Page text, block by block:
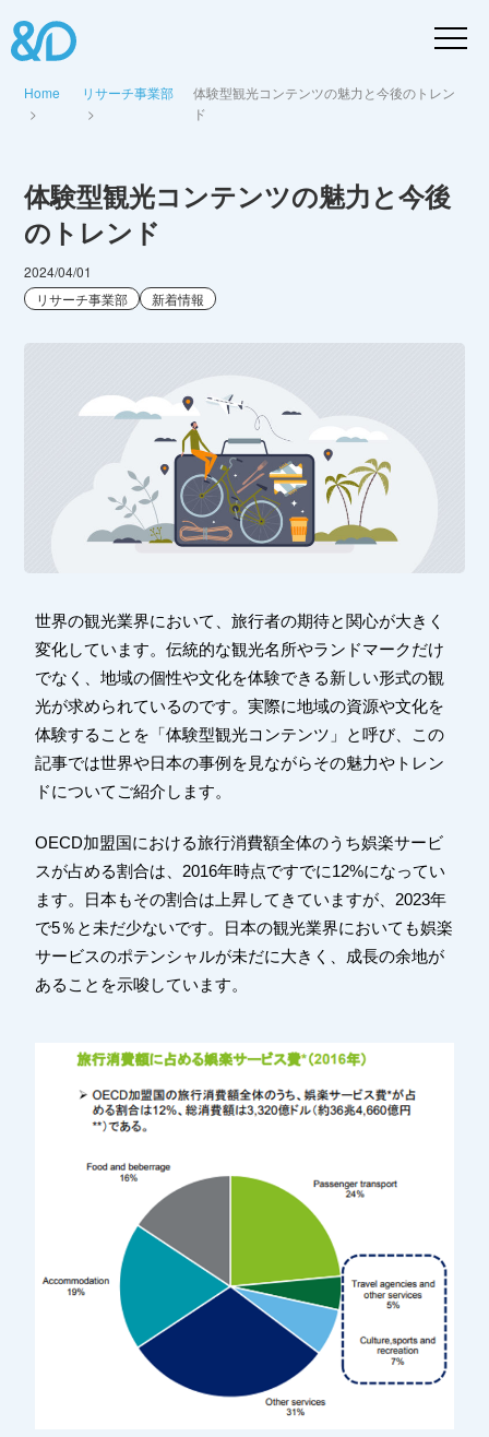
Home リサーチ事業部
体験型観光コンテンツの魅力と今後のトレン
ド
体験型観光コンテンツの魅力と今後
のトレンド
2024/04/01
リサーチ事業部
新着情報
世界の観光業界において、旅行者の期待と関心が大きく
変化しています。伝統的な観光名所やランドマークだけ
でなく、地域の個性や文化を体験できる新しい形式の観
光が求められているのです。実際に地域の資源や文化を
体験することを「体験型観光コンテンツ」と呼び、この
記事では世界や日本の事例を見ながらその魅力やトレン
ドについてご紹介します。
OECD加盟国における旅行消費額全体のうち娯楽サービ
スが占める割合は、2016年時点ですでに12%になってい
ます。日本もその割合は上昇してきていますが、2023年
で5％と未だ少ないです。日本の観光業界においても娯楽
サービスのポテンシャルが未だに大きく、成長の余地が
あることを示唆しています。